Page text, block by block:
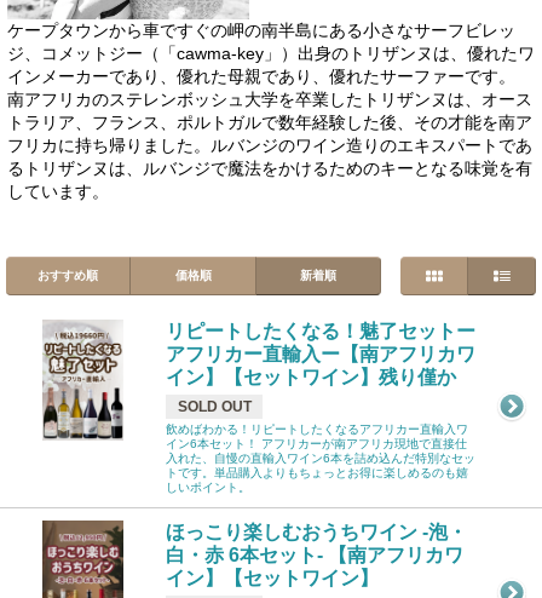
ケープタウンから車ですぐの岬の南半島にある小さなサーフビレッ
ジ、コメットジー（「cawma-key」）出身のトリザンヌは、優れたワ
インメーカーであり、優れた母親であり、優れたサーファーです。
南アフリカのステレンボッシュ大学を卒業したトリザンヌは、オース
トラリア、フランス、ポルトガルで数年経験した後、その才能を南ア
フリカに持ち帰りました。ルバンジのワイン造りのエキスパートであ
るトリザンヌは、ルバンジで魔法をかけるためのキーとなる味覚を有
しています。
おすすめ順 価格順 新着順
リピートしたくなる！魅了セットー
アフリカー直輸入ー【南アフリカワ
イン】【セットワイン】残り僅か
SOLD OUT
飲めばわかる！リピートしたくなるアフリカー直輸入ワ
イン6本セット！ アフリカーが南アフリカ現地で直接仕
入れた、自慢の直輸入ワイン6本を詰め込んだ特別なセッ
トです。単品購入よりもちょっとお得に楽しめるのも嬉
しいポイント。
ほっこり楽しむおうちワイン -泡・
白・赤 6本セット- 【南アフリカワ
イン】【セットワイン】